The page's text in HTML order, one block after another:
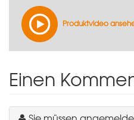
Produktvideo
Einen